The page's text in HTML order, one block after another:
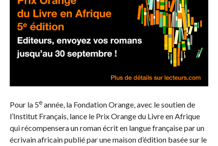
Pour la 5eannée, la Fondation Orange, avec le soutien de
l’Institut Français, lance le Prix Orange du Livre en Afrique
qui récompensera un roman écrit en langue française par un
écrivain africain publié par une maison d’édition basée sur le